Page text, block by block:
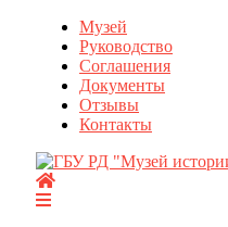
Перейти
содержимому
Музей
Руководство
Соглашения
Документы
Отзывы
Контакты